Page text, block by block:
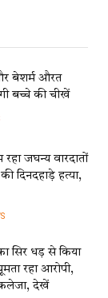
बेशर्म औरत
बच्चे की चीखें
जघन्य वारदातों
दिनदहाड़े हत्या,
सिर धड़ से किया
रहा आरोपी,
कलेजा, देखें